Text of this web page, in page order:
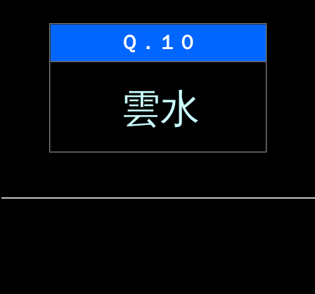
Ｑ．１０
雲水